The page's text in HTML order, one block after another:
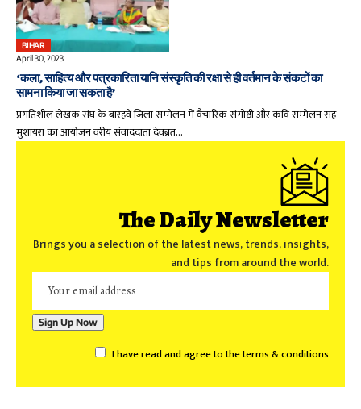
BIHAR
April 30, 2023
‘कला, साहित्य और पत्रकारिता यानि संस्कृति की रक्षा से ही वर्तमान के संकटों का
सामना किया जा सकता है’
प्रगतिशील लेखक संघ के बारहवें जिला सम्मेलन में वैचारिक संगोष्ठी और कवि सम्मेलन सह
मुशायरा का आयोजन वरीय संवाददाता देवब्रत…
The Daily Newsletter
Brings you a selection of the latest news, trends, insights,
and tips from around the world.
I have read and agree to the terms & conditions